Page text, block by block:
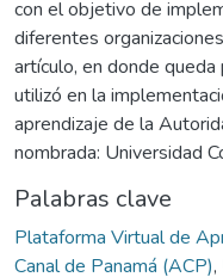
con el objetivo de
diferentes
artículo, en donde
utilizó en la
aprendizaje de la
nombrada: Universidad
Palabras clave
Plataforma Virtual de
Canal de Panamá (ACP),